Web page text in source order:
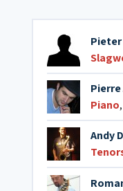
Piano,
Andy